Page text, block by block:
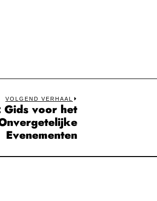
VOLGEND VERHAAL
Next
post:
Gids voor het
Evenementen